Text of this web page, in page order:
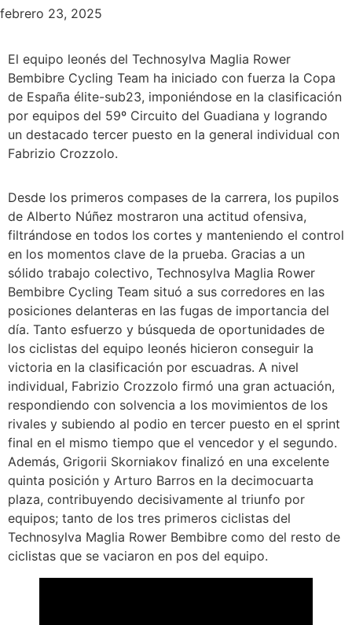
febrero 23, 2025
El equipo leonés del Technosylva Maglia Rower
Bembibre Cycling Team ha iniciado con fuerza la Copa
de España élite-sub23, imponiéndose en la clasificación
por equipos del 59º Circuito del Guadiana y logrando
un destacado tercer puesto en la general individual con
Fabrizio Crozzolo.
Desde los primeros compases de la carrera, los pupilos
de Alberto Núñez mostraron una actitud ofensiva,
filtrándose en todos los cortes y manteniendo el control
en los momentos clave de la prueba. Gracias a un
sólido trabajo colectivo, Technosylva Maglia Rower
Bembibre Cycling Team situó a sus corredores en las
posiciones delanteras en las fugas de importancia del
día. Tanto esfuerzo y búsqueda de oportunidades de
los ciclistas del equipo leonés hicieron conseguir la
victoria en la clasificación por escuadras. A nivel
individual, Fabrizio Crozzolo firmó una gran actuación,
respondiendo con solvencia a los movimientos de los
rivales y subiendo al podio en tercer puesto en el sprint
final en el mismo tiempo que el vencedor y el segundo.
Además, Grigorii Skorniakov finalizó en una excelente
quinta posición y Arturo Barros en la decimocuarta
plaza, contribuyendo decisivamente al triunfo por
equipos; tanto de los tres primeros ciclistas del
Technosylva Maglia Rower Bembibre como del resto de
ciclistas que se vaciaron en pos del equipo.